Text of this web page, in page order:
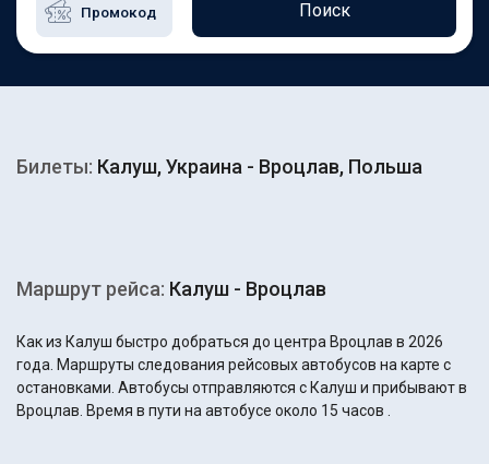
Поиск
Билеты: Калуш, Украина - Вроцлав, Польша
Маршрут рейса: Калуш - Вроцлав
Как из Калуш быстро добраться до центра Вроцлав в 2026
года. Маршруты следования рейсовых автобусов на карте с
остановками. Автобусы отправляются с Калуш и прибывают в
Вроцлав. Время в пути на автобусе около 15 часов .